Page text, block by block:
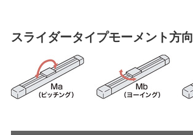
スライダータイプモーメント方向